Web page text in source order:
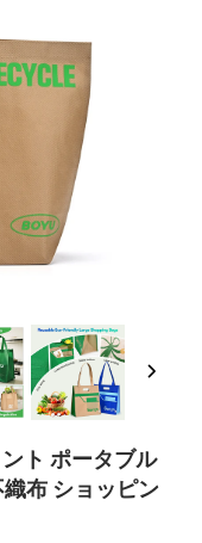
ト ポータブル
布 ショッピン